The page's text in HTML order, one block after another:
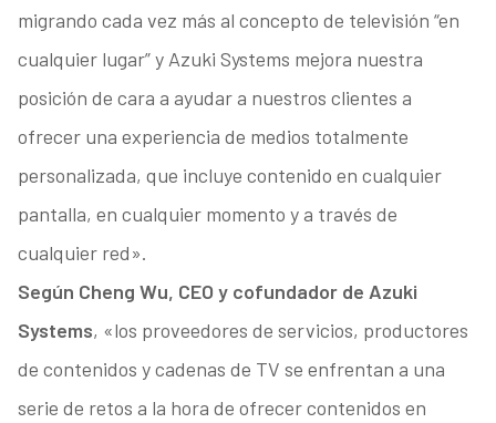
migrando cada vez más al concepto de televisión “en
cualquier lugar” y Azuki Systems mejora nuestra
posición de cara a ayudar a nuestros clientes a
ofrecer una experiencia de medios totalmente
personalizada, que incluye contenido en cualquier
pantalla, en cualquier momento y a través de
cualquier red».
Según Cheng Wu, CEO y cofundador de Azuki
Systems, «los proveedores de servicios, productores
de contenidos y cadenas de TV se enfrentan a una
serie de retos a la hora de ofrecer contenidos en